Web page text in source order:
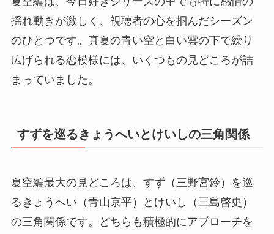
揺れ動きが激しく、視聴者の心を掴んだシーズン
のひとつです。真夏の青い空と白い雲の下で繰り
広げられる恋模様には、いくつもの見どころが詰
まっていました。
すずを巡るきょうへいとけいしの三角関係
夏空編最大の見どころは、すず（三野宮鈴）を巡
るきょうへい（青山京平）とけいし（三島啓史）
の三角関係です。どちらも積極的にアプローチを